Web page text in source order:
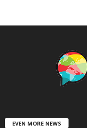
EVEN MORE NEWS